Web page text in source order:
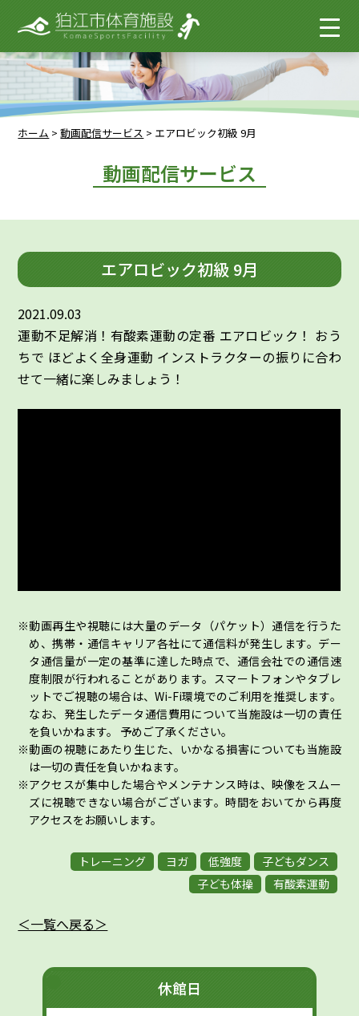
ホーム >動画配信サービス > エアロビック初級 9月
動画配信サービス
エアロビック初級 9月
2021.09.03
運動不足解消！有酸素運動の定番 エアロビック！ おう
ちで ほどよく全身運動 インストラクターの振りに合わ
せて一緒に楽しみましょう！
動画再生や視聴には大量のデータ（パケット）通信を行うた
め、携帯・通信キャリア各社にて通信料が発生します。デー
タ通信量が一定の基準に達した時点で、通信会社での通信速
度制限が行われることがあります。スマートフォンやタブレ
ットでご視聴の場合は、Wi-Fi環境でのご利用を推奨します。
なお、発生したデータ通信費用について当施設は一切の責任
を負いかねます。 予めご了承ください。
動画の視聴にあたり生じた、いかなる損害についても当施設
は一切の責任を負いかねます。
アクセスが集中した場合やメンテナンス時は、映像をスムー
ズに視聴できない場合がございます。時間をおいてから再度
アクセスをお願いします。
トレーニング ヨガ 低強度
子どもダンス
子ども体操
有酸素運動
＜一覧へ戻る＞
休館日